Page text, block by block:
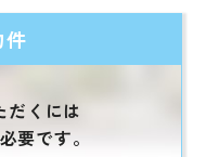
だくには
要です。